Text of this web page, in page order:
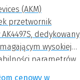
(AKM)
przetwornik
dedykowany
wysokiej
parametrów.